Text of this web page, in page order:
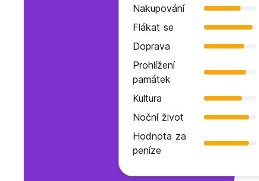
Nakupování
Flákat se
Doprava
Prohlížení
památek
Kultura
Noční život
Hodnota za
peníze